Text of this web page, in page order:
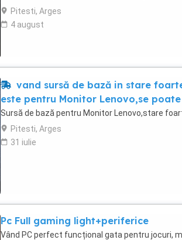
pornite. SSD: M2 SATA health 97% HDD: ...
Pitesti, Arges
4 august
vand sursă de bază in stare
este pentru Monitor Lenovo,se
Sursă de bază pentru Monitor Lenovo,stare
Pitesti, Arges
31 iulie
Pc Full gaming light+periferice
Vând PC perfect funcțional gata pentru jocuri,